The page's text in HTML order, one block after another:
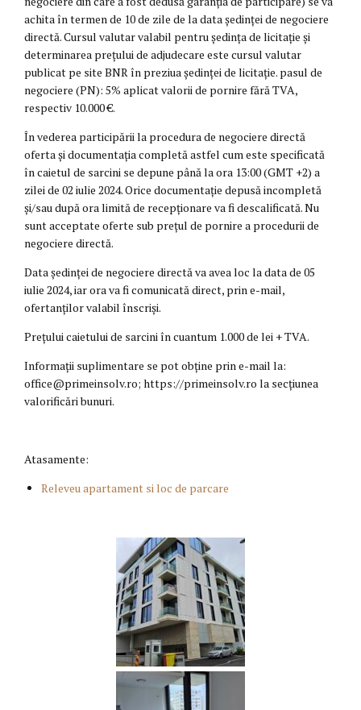
achita în termen de 10 de zile de la data ședinței de negociere
directă. Cursul valutar valabil pentru ședința de licitație și
determinarea prețului de adjudecare este cursul valutar
publicat pe site BNR în preziua ședinței de licitație. pasul de
negociere (PN): 5% aplicat valorii de pornire fără TVA,
respectiv 10.000 €.
În vederea participării la procedura de negociere directă
oferta și documentația completă astfel cum este specificată
în caietul de sarcini se depune până la ora 13:00 (GMT +2) a
zilei de 02 iulie 2024. Orice documentație depusă incompletă
și/sau după ora limită de recepționare va fi descalificată. Nu
sunt acceptate oferte sub prețul de pornire a procedurii de
negociere directă.
Data ședinței de negociere directă va avea loc la data de 05
iulie 2024, iar ora va fi comunicată direct, prin e-mail,
ofertanților valabil înscriși.
Prețului caietului de sarcini în cuantum 1.000 de lei + TVA.
Informații suplimentare se pot obține prin e-mail la:
office@primeinsolv.ro; https://primeinsolv.ro la secțiunea
valorificări bunuri.
Atasamente:
Releveu apartament si loc de parcare